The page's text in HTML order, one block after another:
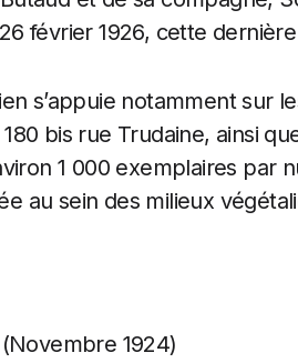
février 1926, cette
s’appuie notamment sur
bis rue Trudaine, ainsi
1 000 exemplaires par
au sein des milieux
(Novembre 1924)